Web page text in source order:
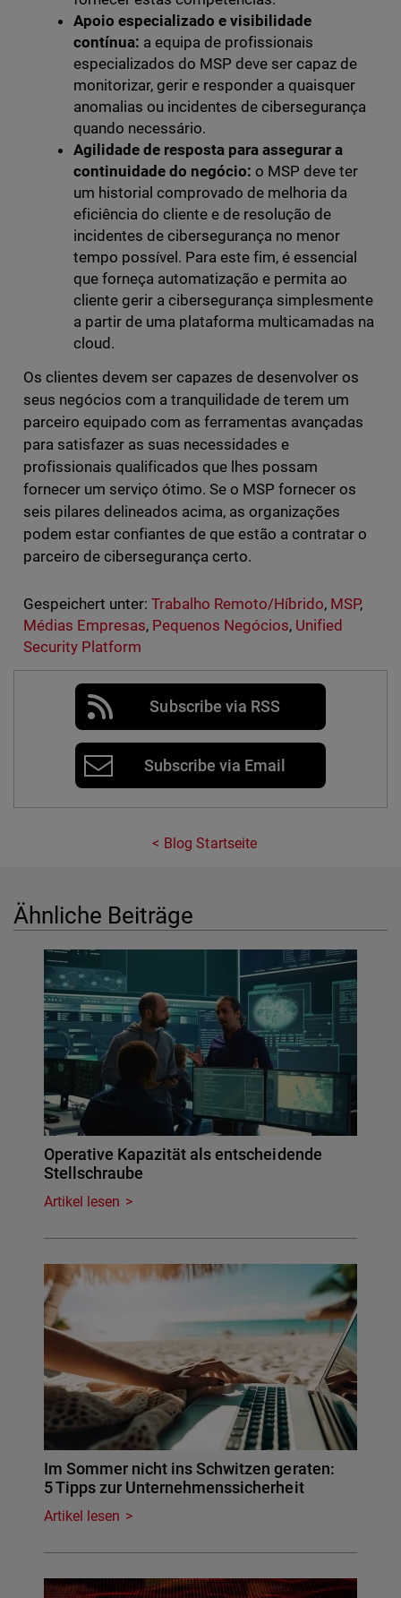
Apoio especializado e visibilidade
contínua: a equipa de profissionais
especializados do MSP deve ser capaz de
monitorizar, gerir e responder a quaisquer
anomalias ou incidentes de cibersegurança
quando necessário.
Agilidade de resposta para assegurar a
continuidade do negócio: o MSP deve ter
um historial comprovado de melhoria da
eficiência do cliente e de resolução de
incidentes de cibersegurança no menor
tempo possível. Para este fim, é essencial
que forneça automatização e permita ao
cliente gerir a cibersegurança simplesmente
a partir de uma plataforma multicamadas na
cloud.
Os clientes devem ser capazes de desenvolver os
seus negócios com a tranquilidade de terem um
parceiro equipado com as ferramentas avançadas
para satisfazer as suas necessidades e
profissionais qualificados que lhes possam
fornecer um serviço ótimo. Se o MSP fornecer os
seis pilares delineados acima, as organizações
podem estar confiantes de que estão a contratar o
parceiro de cibersegurança certo.
Gespeichert unter: Trabalho Remoto/Híbrido, MSP,
Médias Empresas, Pequenos Negócios, Unified
Security Platform
Subscribe via RSS
Subscribe via Email
Blog Startseite
Ähnliche Beiträge
Operative Kapazität als entscheidende
Stellschraube
Artikel lesen
Im Sommer nicht ins Schwitzen geraten:
5 Tipps zur Unternehmenssicherheit
Artikel lesen